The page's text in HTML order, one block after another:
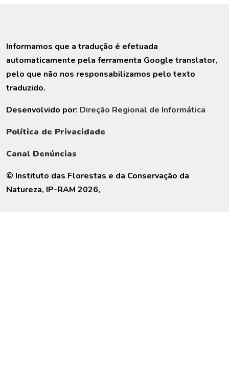
Informamos que a tradução é efetuada
automaticamente pela ferramenta Google translator,
pelo que não nos responsabilizamos pelo texto
traduzido.
Desenvolvido por: Direção Regional de Informática
Política de Privacidade
Canal Denúncias
© Instituto das Florestas e da Conservação da
Natureza, IP-RAM 2026,